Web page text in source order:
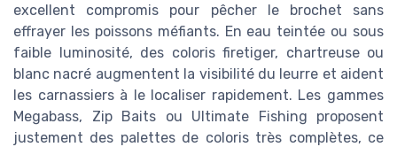
excellent compromis pour pêcher le brochet sans
effrayer les poissons méfiants. En eau teintée ou sous
faible luminosité, des coloris firetiger, chartreuse ou
blanc nacré augmentent la visibilité du leurre et aident
les carnassiers à le localiser rapidement. Les gammes
Megabass, Zip Baits ou Ultimate Fishing proposent
justement des palettes de coloris très complètes, ce